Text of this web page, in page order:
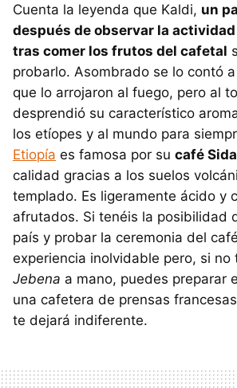
Cuenta la leyenda que Kaldi, un
después de observar la
tras comer los frutos del cafetal
probarlo. Asombrado se lo contó
que lo arrojaron al fuego, pero al
desprendió su característico
los etíopes y al mundo para
Etiopía es famosa por su café
calidad gracias a los suelos
templado. Es ligeramente ácido y
afrutados. Si tenéis la posibilidad
país y probar la ceremonia del
experiencia inolvidable pero, si no
Jebena a mano, puedes preparar
una cafetera de prensas
te dejará indiferente.